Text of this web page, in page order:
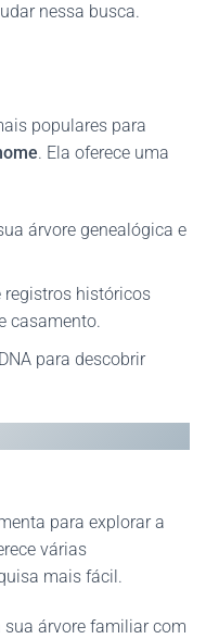
nessa busca.
populares para
. Ela oferece uma
árvore genealógica e
registros históricos
casamento.
para descobrir
para explorar a
várias
mais fácil.
sua árvore familiar com